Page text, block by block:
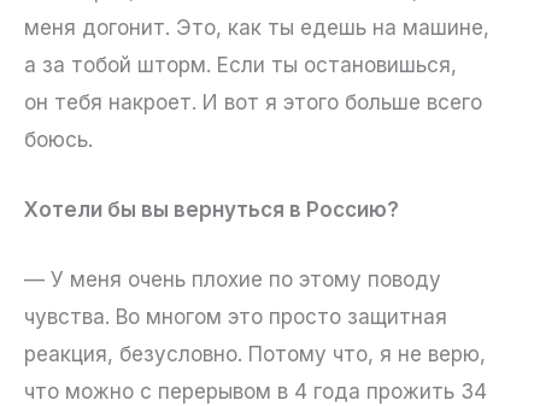
меня догонит. Это, как ты едешь на машине,
а за тобой шторм. Если ты остановишься,
он тебя накроет. И вот я этого больше всего
боюсь.
Хотели бы вы вернуться в Россию?
— У меня очень плохие по этому поводу
чувства. Во многом это просто защитная
реакция, безусловно. Потому что, я не верю,
что можно с перерывом в 4 года прожить 34